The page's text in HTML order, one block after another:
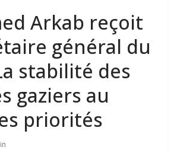
Arkab reçoit
général du
stabilité des
gaziers au
priorités